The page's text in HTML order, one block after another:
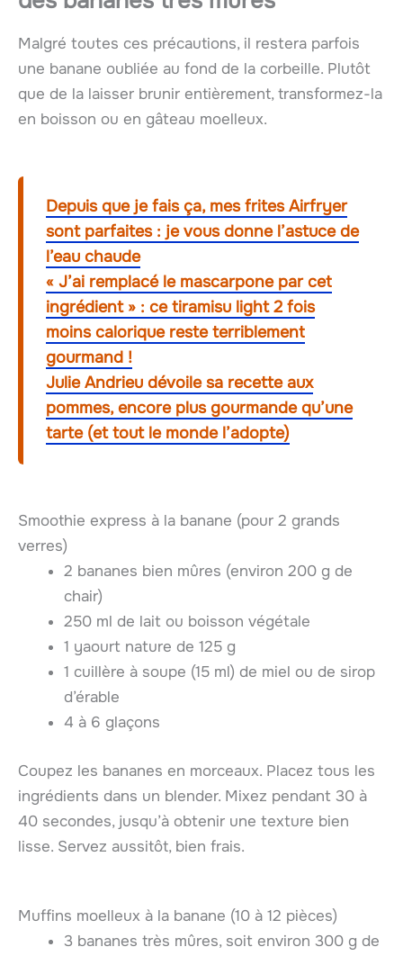
Malgré toutes ces précautions, il restera parfois
une banane oubliée au fond de la corbeille. Plutôt
que de la laisser brunir entièrement, transformez-la
en boisson ou en gâteau moelleux.
Depuis que je fais ça, mes frites Airfryer
sont parfaites : je vous donne l’astuce de
l’eau chaude
« J’ai remplacé le mascarpone par cet
ingrédient » : ce tiramisu light 2 fois
moins calorique reste terriblement
gourmand !
Julie Andrieu dévoile sa recette aux
pommes, encore plus gourmande qu’une
tarte (et tout le monde l’adopte)
Smoothie express à la banane (pour 2 grands
verres)
2 bananes bien mûres (environ 200 g de
chair)
250 ml de lait ou boisson végétale
1 yaourt nature de 125 g
1 cuillère à soupe (15 ml) de miel ou de sirop
d’érable
4 à 6 glaçons
Coupez les bananes en morceaux. Placez tous les
ingrédients dans un blender. Mixez pendant 30 à
40 secondes, jusqu’à obtenir une texture bien
lisse. Servez aussitôt, bien frais.
Muffins moelleux à la banane (10 à 12 pièces)
3 bananes très mûres, soit environ 300 g de